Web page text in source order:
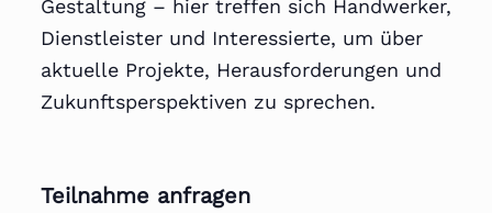
Gestaltung – hier treffen sich Handwerker,
Dienstleister und Interessierte, um über
aktuelle Projekte, Herausforderungen und
Zukunftsperspektiven zu sprechen.
Teilnahme anfragen